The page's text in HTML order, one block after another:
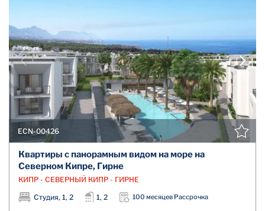
ECN-00426
Квартиры с панорамным видом на море на
Северном Кипре, Гирне
КИПР - СЕВЕРНЫЙ КИПР - ГИРНЕ
Студия, 1, 2
1, 2 100 месяцев Рассрочка